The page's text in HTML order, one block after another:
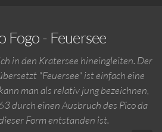
Fogo - Feuersee
in den Kratersee hineingleiten. Der
"Feuersee" ist einfach eine
man als relativ jung bezeichnen,
durch einen Ausbruch des Pico da
Form entstanden ist.